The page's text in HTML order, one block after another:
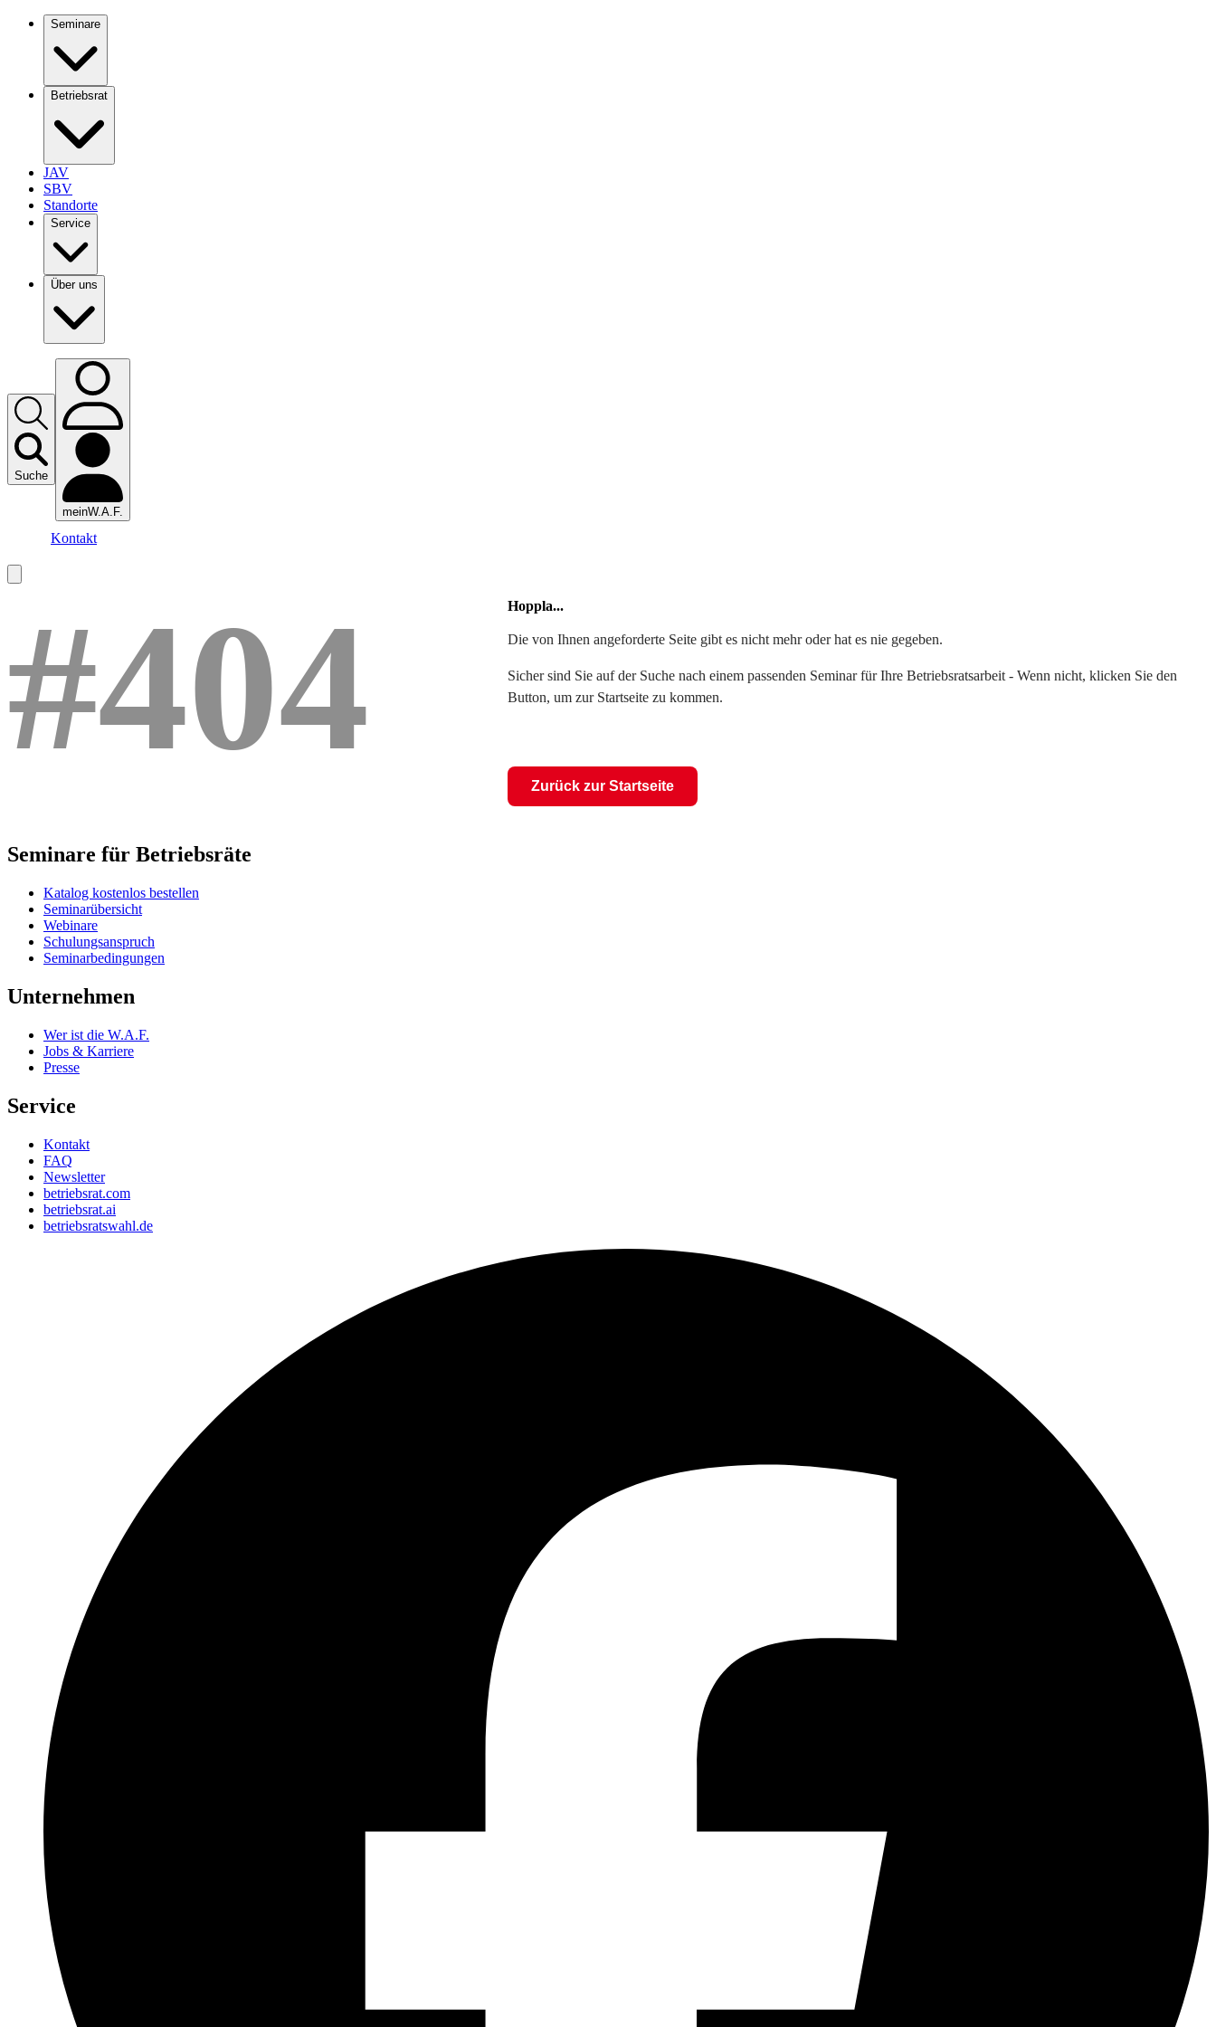
Seminare
Betriebsrat
JAV
SBV
Standorte
Service
Über uns
Suche
meinW.A.F.
Kontakt
#404 Hoppla...
Die von Ihnen angeforderte Seite gibt es nicht mehr oder hat es nie gegeben.
Sicher sind Sie auf der Suche nach einem passenden Seminar für Ihre Betriebsratsarbeit - Wenn nicht, klicken Sie den
Button, um zur Startseite zu kommen.
Zurück zur Startseite
Seminare für Betriebsräte
Katalog kostenlos bestellen
Seminarübersicht
Webinare
Schulungsanspruch
Seminarbedingungen
Unternehmen
Wer ist die W.A.F.
Jobs & Karriere
Presse
Service
Kontakt
FAQ
Newsletter
betriebsrat.com
betriebsrat.ai
betriebsratswahl.de